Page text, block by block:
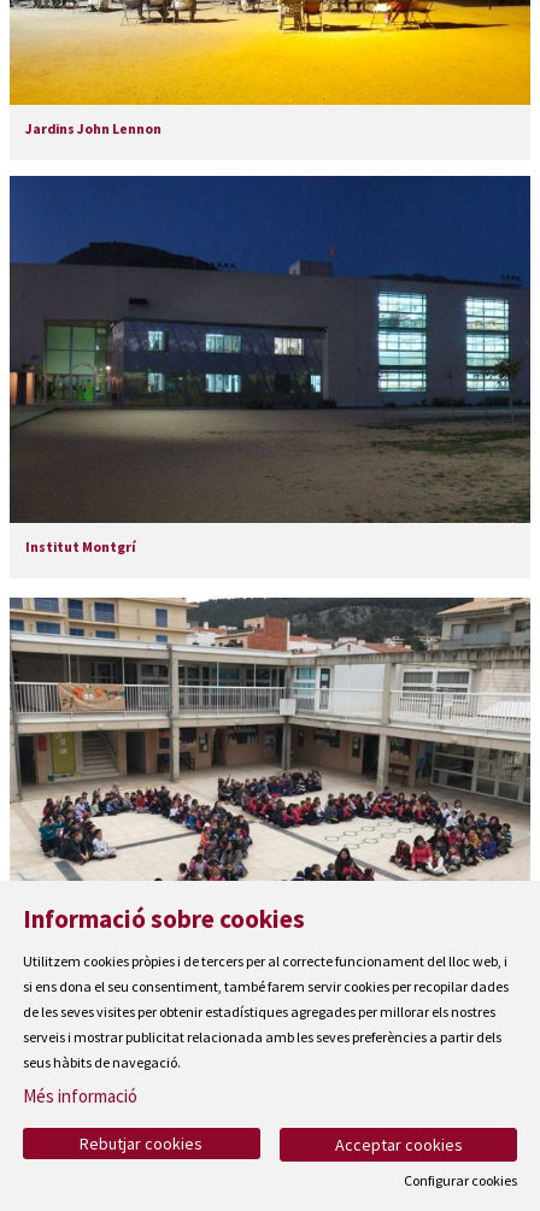
Jardins John Lennon
Institut Montgrí
Escola Portitxol
Informació sobre cookies
Utilitzem cookies pròpies i de tercers per al correcte funcionament del lloc web, i
si ens dona el seu consentiment, també farem servir cookies per recopilar dades
de les seves visites per obtenir estadístiques agregades per millorar els nostres
serveis i mostrar publicitat relacionada amb les seves preferències a partir dels
seus hàbits de navegació.
Més informació
Acceptar cookies
Rebutjar cookies
Configurar cookies